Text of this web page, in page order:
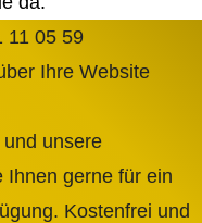
Ihre Website
unsere
Ihnen gerne für ein
Kostenfrei und